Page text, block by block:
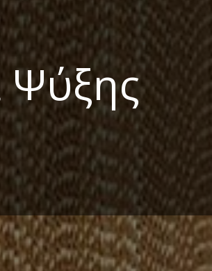
Ψύξης